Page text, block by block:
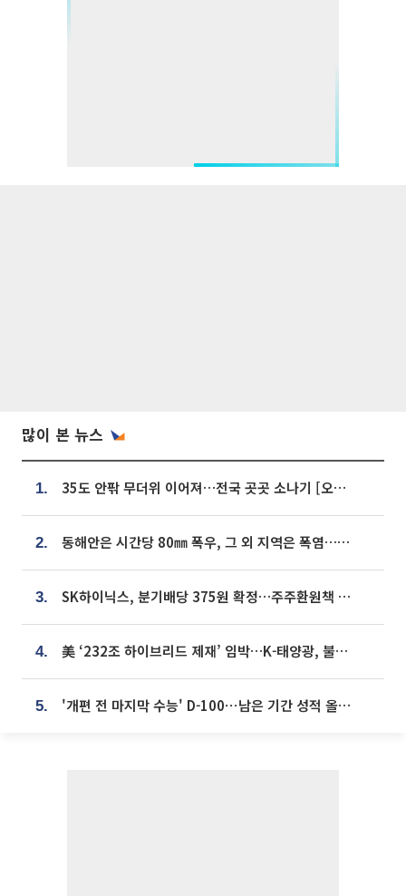
많이 본 뉴스
1. 35도 안팎 무더위 이어져…전국 곳곳 소나기 [오늘 날씨]
2. 동해안은 시간당 80㎜ 폭우, 그 외 지역은 폭염…‘극과 극 날씨’
3. SK하이닉스, 분기배당 375원 확정…주주환원책 9월로 앞당겨 발표
4. 美 ‘232조 하이브리드 제재’ 임박…K-태양광, 불확실성 털고 날개 다나
5. '개편 전 마지막 수능' D-100⋯남은 기간 성적 올릴 전략은